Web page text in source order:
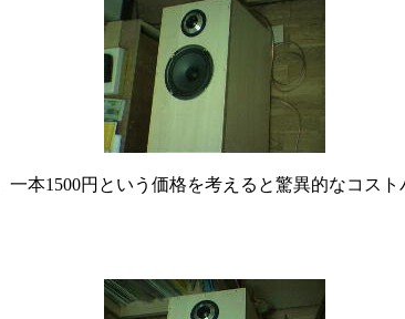
一本1500円という価格を考えると驚異的なコス